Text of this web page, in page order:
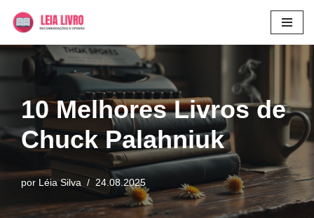
10 Melhores Livros de
Chuck Palahniuk
por Léia Silva 24.08.2025